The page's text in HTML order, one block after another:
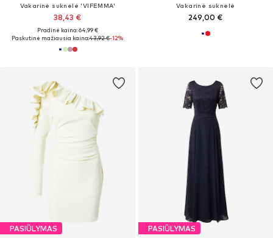
Vakarinė suknelė 'VIFEMMA'
38,43 €
Pradinė kaina: 64,99 €
Paskutinė mažiausia kaina:43,92 €-12%
Vakarinė suknelė
249,00 €
PASIŪLYMAS PASIŪLYMAS